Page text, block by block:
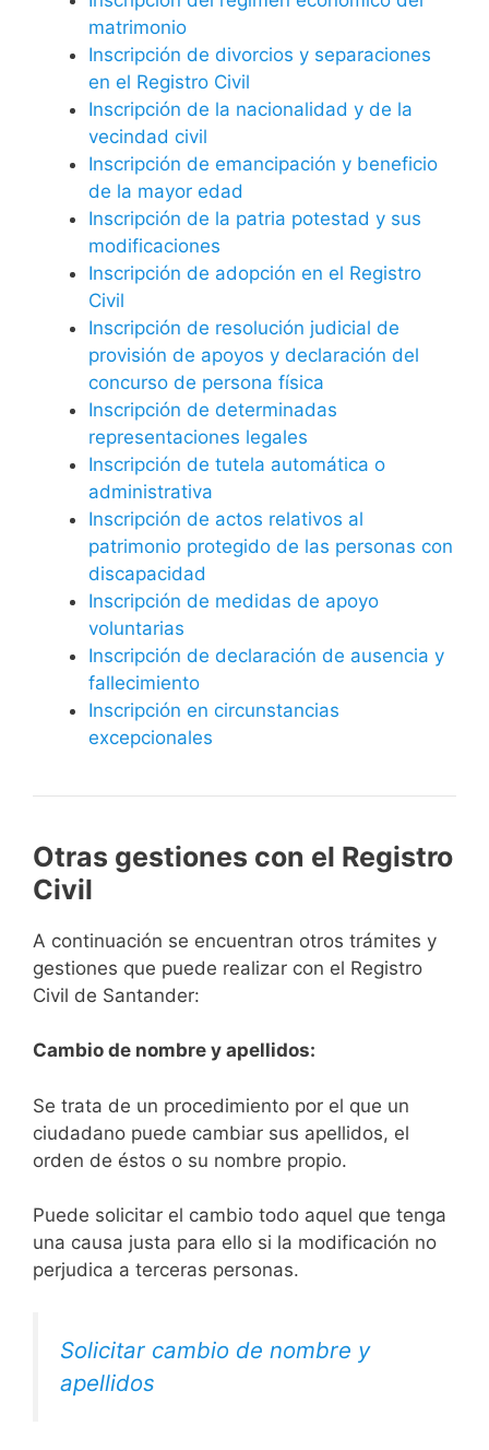
matrimonio
Inscripción de divorcios y separaciones
en el Registro Civil
Inscripción de la nacionalidad y de la
vecindad civil
Inscripción de emancipación y beneficio
de la mayor edad
Inscripción de la patria potestad y sus
modificaciones
Inscripción de adopción en el Registro
Civil
Inscripción de resolución judicial de
provisión de apoyos y declaración del
concurso de persona física
Inscripción de determinadas
representaciones legales
Inscripción de tutela automática o
administrativa
Inscripción de actos relativos al
patrimonio protegido de las personas con
discapacidad
Inscripción de medidas de apoyo
voluntarias
Inscripción de declaración de ausencia y
fallecimiento
Inscripción en circunstancias
excepcionales
Otras gestiones con el Registro
Civil
A continuación se encuentran otros trámites y
gestiones que puede realizar con el Registro
Civil de Santander:
Cambio de nombre y apellidos:
Se trata de un procedimiento por el que un
ciudadano puede cambiar sus apellidos, el
orden de éstos o su nombre propio.
Puede solicitar el cambio todo aquel que tenga
una causa justa para ello si la modificación no
perjudica a terceras personas.
Solicitar cambio de nombre y
apellidos